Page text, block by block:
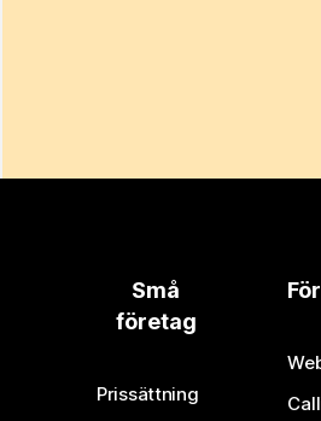
Små
företag
Prissättning